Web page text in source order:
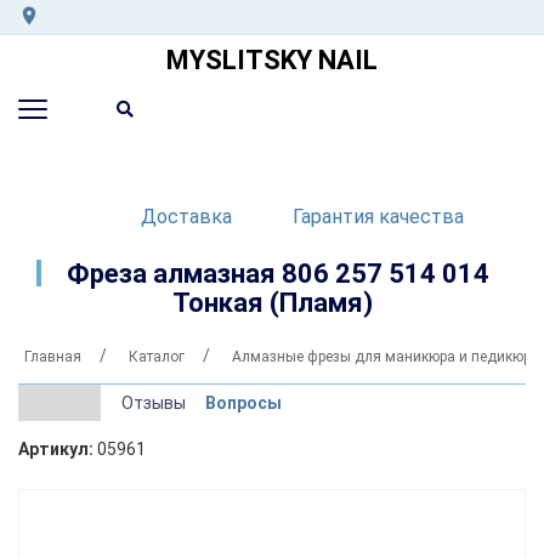
MYSLITSKY NAIL
Фреза алмазная 806 257 514 014
Тонкая (Пламя)
Доставка Гарантия качества
Главная Каталог Алмазные фрезы для маникюра и педикюра
Отзывы Вопросы
Артикул: 05961